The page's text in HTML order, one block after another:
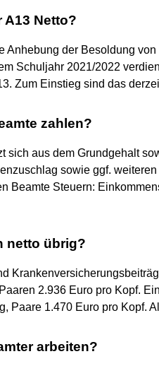
A13 Netto?
Anhebung der Besoldung von
Schuljahr 2021/2022
Zum Einstieg sind das
zahlen?
sich aus dem Grundgehalt
sowie ggf.
Beamte Steuern:
netto übrig?
2.936 Euro pro Kopf.
Paare 1.470 Euro pro Kopf.
arbeiten?